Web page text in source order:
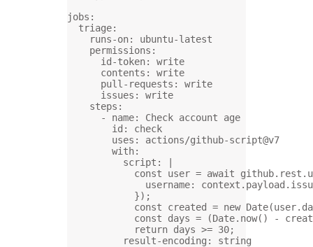
jobs :
triage:
runs-on: ubuntu-latest
permissions :
id-token: write
contents : write
pull-requests : write
issues : write
steps :
- name: Check account age
id : check
uses : actions/github-script@v7
with:
script :
const user = await
username:
});
const created = new
const days = (Date.now() -
return days >= 30;
result-encoding : string